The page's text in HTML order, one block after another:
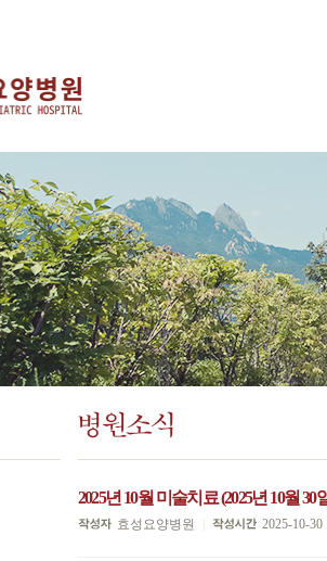
2025년 10월 미술치료 (2025년 10월 30
효성요양병원 2025-10-30